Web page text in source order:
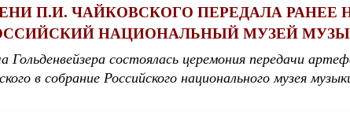
П.И. ЧАЙКОВСКОГО ПЕРЕДАЛА
НАЦИОНАЛЬНЫЙ МУЗЕЙ
состоялась церемония передачи
в собрание Российского национального музея